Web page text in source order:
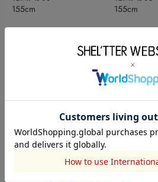
155cm
155cm
閲覧中カテゴリーのランキング
TOPICS